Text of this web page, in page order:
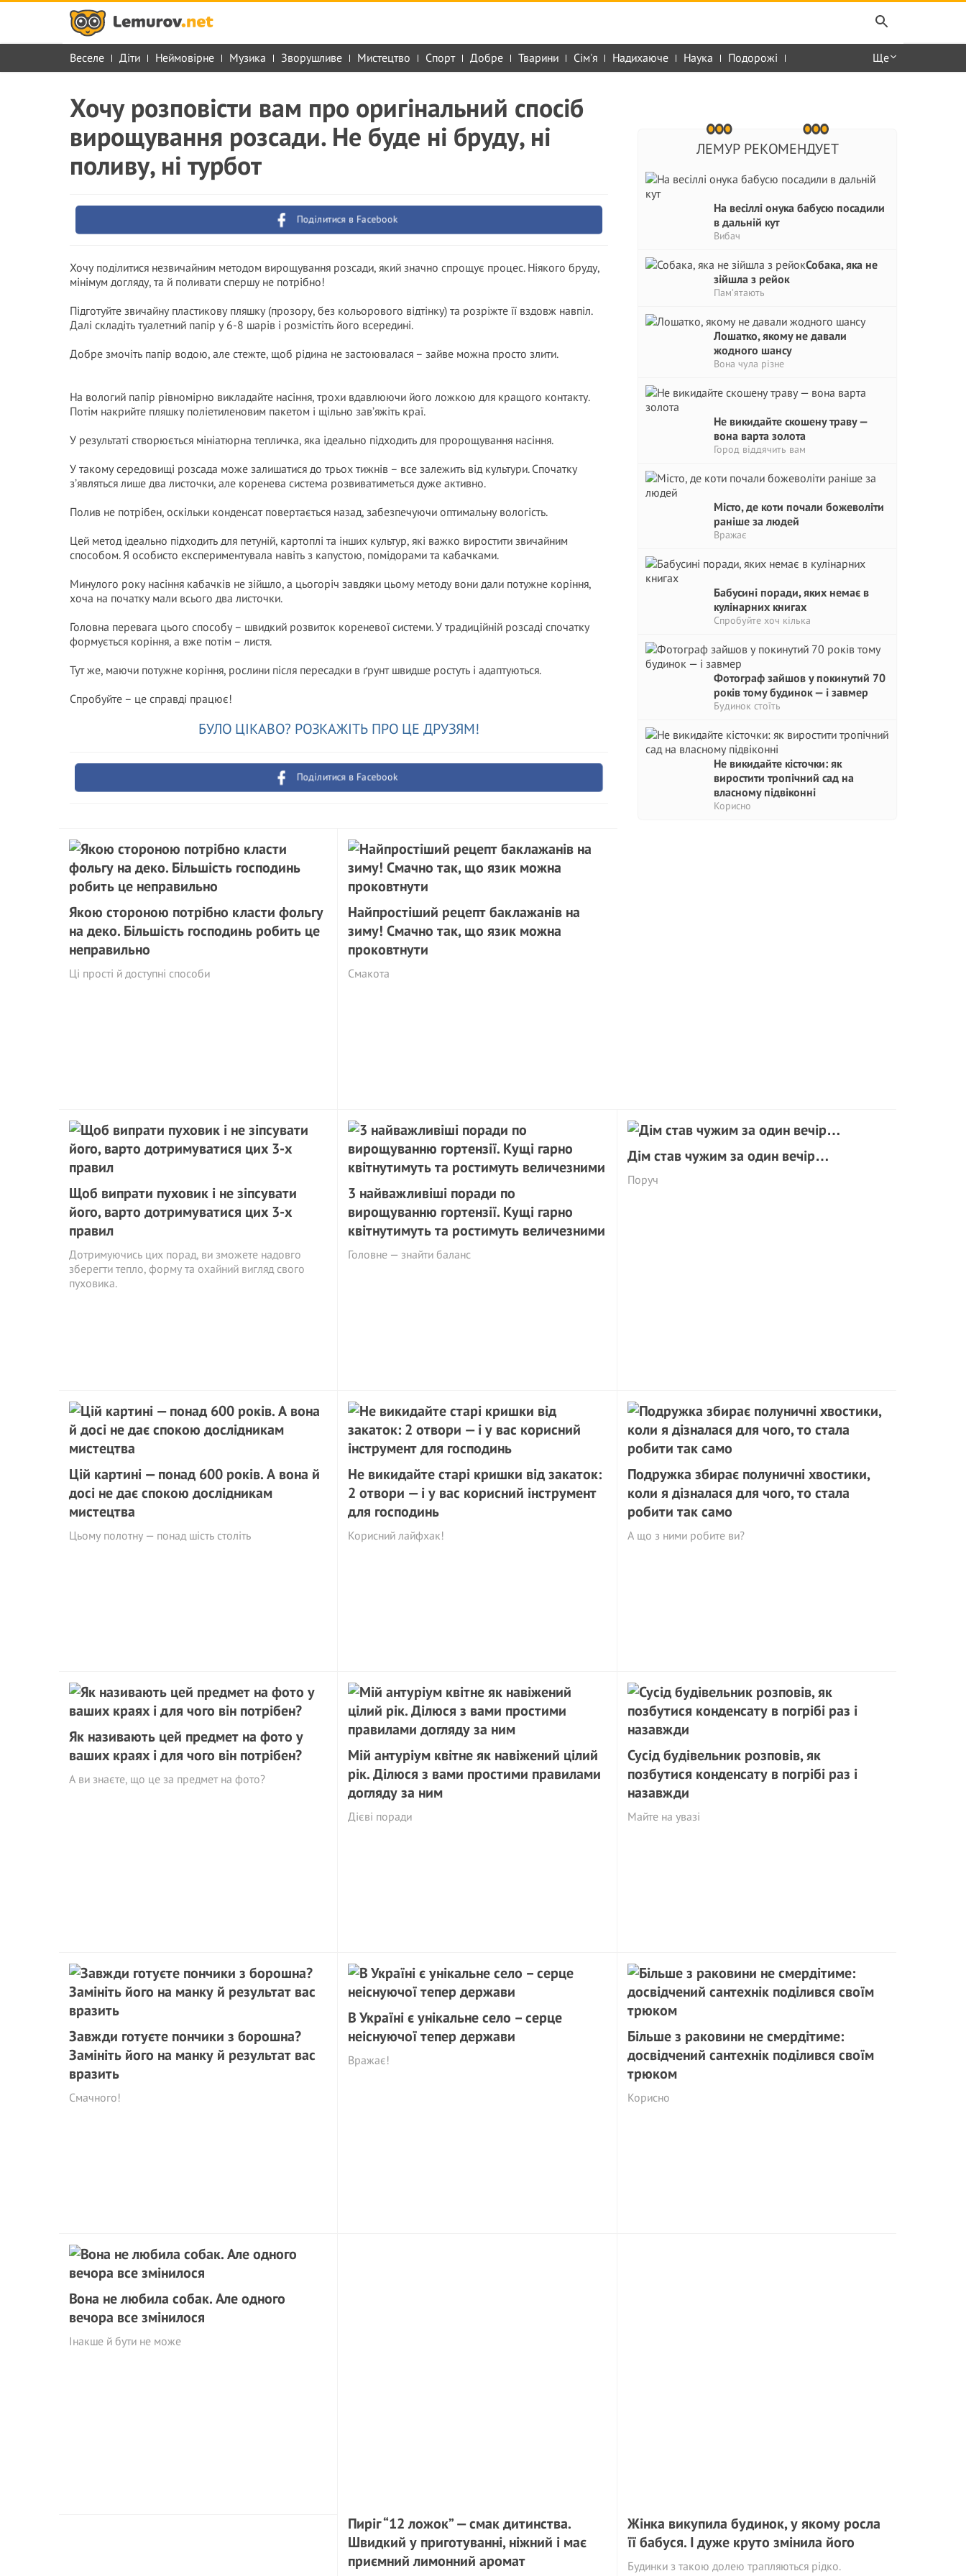
Веселе Діти Неймовірне Музика Зворушливе Мистецтво Спорт Добре Тварини Сім'я Надихаюче Наука Подорожі Ще
ЛЕМУР РЕКОМЕНДУЕТ
На весіллі онука бабусю посадили
в дальній кут
Вибач
Собака, яка не
зійшла з рейок
Пам’ятають
Лошатко, якому не давали
жодного шансу
Вона чула різне
Не викидайте скошену траву —
вона варта золота
Город віддячить вам
Місто, де коти почали божеволіти
раніше за людей
Вражає
Бабусині поради, яких немає в
кулінарних книгах
Спробуйте хоч кілька
Фотограф зайшов у покинутий 70
років тому будинок — і завмер
Будинок стоїть
Не викидайте кісточки: як
виростити тропічний сад на
власному підвіконні
Корисно
Хочу розповісти вам про оригінальний спосіб
вирощування розсади. Не буде ні бруду, ні
поливу, ні турбот
Поділитися в Facebook
Хочу поділитися незвичайним методом вирощування розсади, який значно спрощує процес. Ніякого бруду,
мінімум догляду, та й поливати спершу не потрібно!
Підготуйте звичайну пластикову пляшку (прозору, без кольорового відтінку) та розріжте її вздовж навпіл.
Далі складіть туалетний папір у 6-8 шарів і розмістіть його всередині.
Добре змочіть папір водою, але стежте, щоб рідина не застоювалася – зайве можна просто злити.
На вологий папір рівномірно викладайте насіння, трохи вдавлюючи його ложкою для кращого контакту.
Потім накрийте пляшку поліетиленовим пакетом і щільно зав’яжіть краї.
У результаті створюється мініатюрна тепличка, яка ідеально підходить для пророщування насіння.
У такому середовищі розсада може залишатися до трьох тижнів – все залежить від культури. Спочатку
з’являться лише два листочки, але коренева система розвиватиметься дуже активно.
Полив не потрібен, оскільки конденсат повертається назад, забезпечуючи оптимальну вологість.
Цей метод ідеально підходить для петуній, картоплі та інших культур, які важко виростити звичайним
способом. Я особисто експериментувала навіть з капустою, помідорами та кабачками.
Минулого року насіння кабачків не зійшло, а цьогоріч завдяки цьому методу вони дали потужне коріння,
хоча на початку мали всього два листочки.
Головна перевага цього способу – швидкий розвиток кореневої системи. У традиційній розсаді спочатку
формується коріння, а вже потім – листя.
Тут же, маючи потужне коріння, рослини після пересадки в ґрунт швидше ростуть і адаптуються.
Спробуйте – це справді працює!
БУЛО ЦІКАВО? РОЗКАЖІТЬ ПРО ЦЕ ДРУЗЯМ!
Поділитися в Facebook
Якою стороною потрібно класти фольгу
на деко. Більшість господинь робить це
неправильно
Ці прості й доступні способи
Найпростіший рецепт баклажанів на
зиму! Смачно так, що язик можна
проковтнути
Смакота
Щоб випрати пуховик і не зіпсувати
його, варто дотримуватися цих 3-х
правил
Дотримуючись цих порад, ви зможете надовго
зберегти тепло, форму та охайний вигляд свого
пуховика.
3 найважливіші поради по
вирощуванню гортензії. Кущі гарно
квітнутимуть та ростимуть величезними
Головне — знайти баланс
Дім став чужим за один вечір…
Поруч
Цій картині — понад 600 років. А вона й
досі не дає спокою дослідникам
мистецтва
Цьому полотну — понад шість століть
Не викидайте старі кришки від закаток:
2 отвори — і у вас корисний інструмент
для господинь
Корисний лайфхак!
Подружка збирає полуничні хвостики,
коли я дізналася для чого, то стала
робити так само
А що з ними робите ви?
Як називають цей предмет на фото у
ваших краях і для чого він потрібен?
А ви знаєте, що це за предмет на фото?
Мій антуріум квітне як навіжений цілий
рік. Ділюся з вами простими правилами
догляду за ним
Дієві поради
Сусід будівельник розповів, як
позбутися конденсату в погрібі раз і
назавжди
Майте на увазі
Завжди готуєте пончики з борошна?
Замініть його на манку й результат вас
вразить
Смачного!
В Україні є унікальне село – серце
неіснуючої тепер держави
Вражає!
Більше з раковини не смердітиме:
досвідчений сантехнік поділився своїм
трюком
Корисно
Вона не любила собак. Але одного
вечора все змінилося
Інакше й бути не може
Пиріг “12 ложок” — смак дитинства.
Швидкий у приготуванні, ніжний і має
приємний лимонний аромат
Жінка викупила будинок, у якому росла
її бабуся. І дуже круто змінила його
Будинки з такою долею трапляються рідко.